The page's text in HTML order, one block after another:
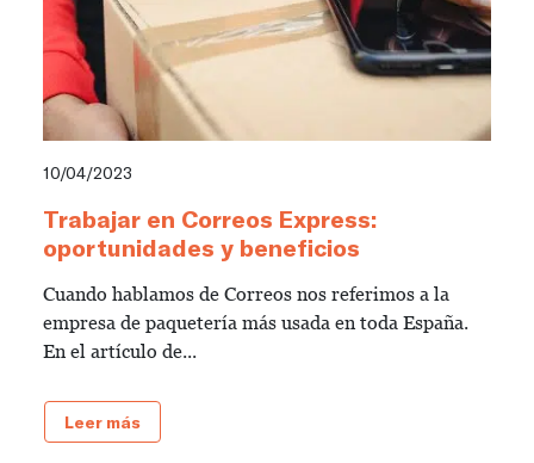
10/04/2023
Trabajar en Correos Express:
oportunidades y beneficios
Cuando hablamos de Correos nos referimos a la
empresa de paquetería más usada en toda España.
En el artículo de...
Leer más